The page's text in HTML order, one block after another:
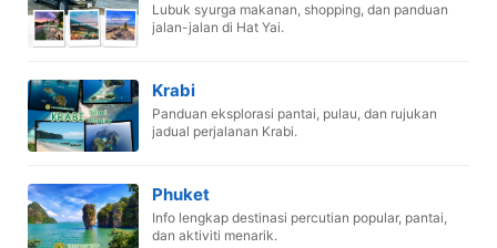
Lubuk syurga makanan, shopping, dan panduan
jalan-jalan di Hat Yai.
Krabi
Panduan eksplorasi pantai, pulau, dan rujukan
jadual perjalanan Krabi.
Phuket
Info lengkap destinasi percutian popular, pantai,
dan aktiviti menarik.